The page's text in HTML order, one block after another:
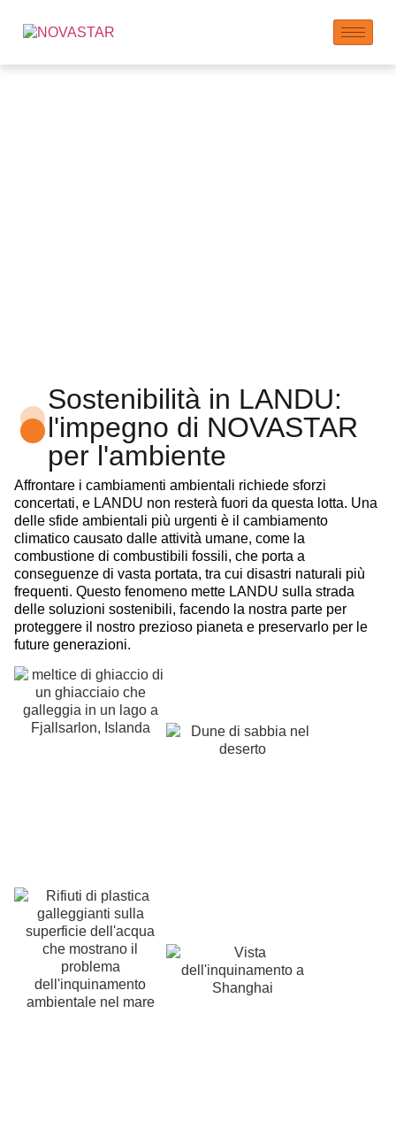
Sostenibilità in LANDU:
l'impegno di NOVASTAR
per l'ambiente
Affrontare i cambiamenti ambientali richiede sforzi
concertati, e LANDU non resterà fuori da questa lotta. Una
delle sfide ambientali più urgenti è il cambiamento
climatico causato dalle attività umane, come la
combustione di combustibili fossili, che porta a
conseguenze di vasta portata, tra cui disastri naturali più
frequenti. Questo fenomeno mette LANDU sulla strada
delle soluzioni sostenibili, facendo la nostra parte per
proteggere il nostro prezioso pianeta e preservarlo per le
future generazioni.